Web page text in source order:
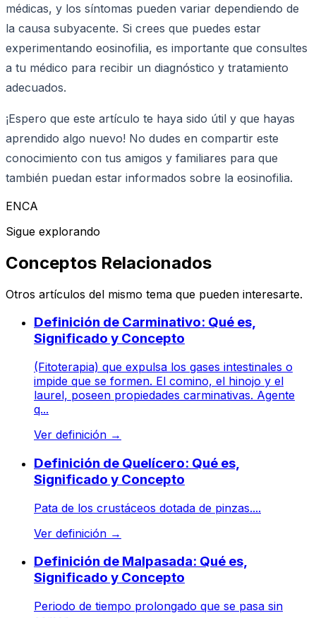
médicas, y los síntomas pueden variar dependiendo de
la causa subyacente. Si crees que puedes estar
experimentando eosinofilia, es importante que consultes
a tu médico para recibir un diagnóstico y tratamiento
adecuados.
¡Espero que este artículo te haya sido útil y que hayas
aprendido algo nuevo! No dudes en compartir este
conocimiento con tus amigos y familiares para que
también puedan estar informados sobre la eosinofilia.
ENCA
Sigue explorando
Conceptos Relacionados
Otros artículos del mismo tema que pueden interesarte.
Definición de Carminativo: Qué es,
Significado y Concepto
(Fitoterapia) que expulsa los gases intestinales o
impide que se formen. El comino, el hinojo y el
laurel, poseen propiedades carminativas. Agente
q...
Ver definición →
Definición de Quelícero: Qué es,
Significado y Concepto
Pata de los crustáceos dotada de pinzas....
Ver definición →
Definición de Malpasada: Qué es,
Significado y Concepto
Periodo de tiempo prolongado que se pasa sin